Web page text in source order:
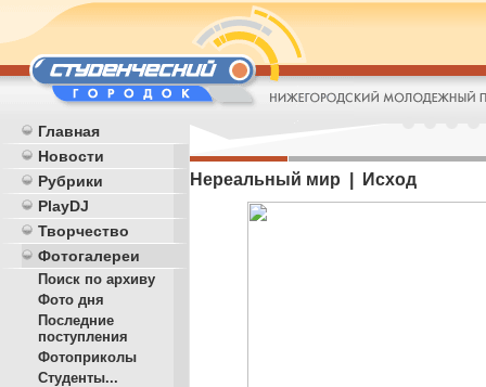
Главная
Новости
Рубрики
PlayDJ
Творчество
Фотогалереи
Поиск по архиву
Фото дня
Последние
поступления
Фотоприколы
Студенты...
Нереальный мир | Исход